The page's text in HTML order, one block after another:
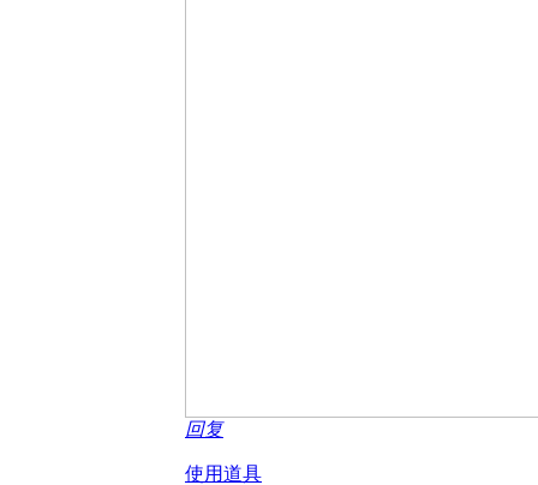
回复
使用道具